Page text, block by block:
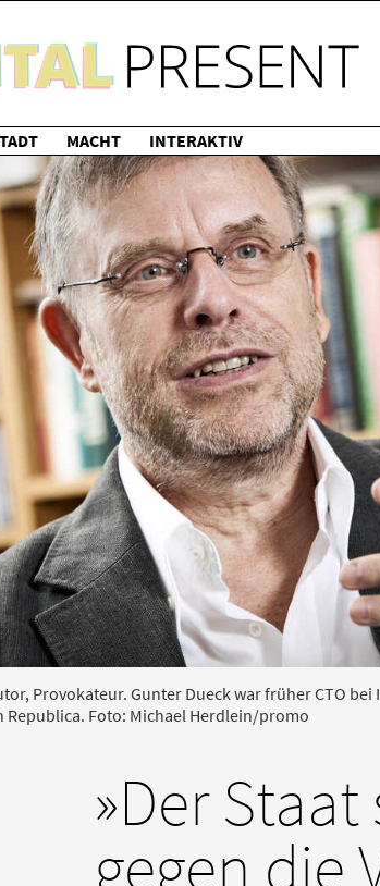
MACHT INTERAKTIV
Provokateur. Gunter Dueck war früher CTO
Republica. Foto: Michael Herdlein/promo
»Der
gegen die